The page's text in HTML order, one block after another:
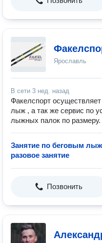
Ярославль
В сети 3 нед. назад
Факелспорт
лыж , а так же сервис по
лыжных палок по размеру.
Занятие по беговым
разовое занятие
Позвонить